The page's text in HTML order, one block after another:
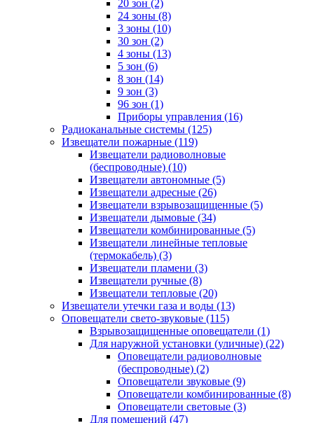
20 зон (2)
24 зоны (8)
3 зоны (10)
30 зон (2)
4 зоны (13)
5 зон (6)
8 зон (14)
9 зон (3)
96 зон (1)
Приборы управления (16)
Радиоканальные системы (125)
Извещатели пожарные (119)
Извещатели радиоволновые
(беспроводные) (10)
Извещатели автономные (5)
Извещатели адресные (26)
Извещатели взрывозащищенные (5)
Извещатели дымовые (34)
Извещатели комбинированные (5)
Извещатели линейные тепловые
(термокабель) (3)
Извещатели пламени (3)
Извещатели ручные (8)
Извещатели тепловые (20)
Извещатели утечки газа и воды (13)
Оповещатели свето-звуковые (115)
Взрывозащищенные оповещатели (1)
Для наружной установки (уличные) (22)
Оповещатели радиоволновые
(беспроводные) (2)
Оповещатели звуковые (9)
Оповещатели комбинированные (8)
Оповещатели световые (3)
Для помещений (47)